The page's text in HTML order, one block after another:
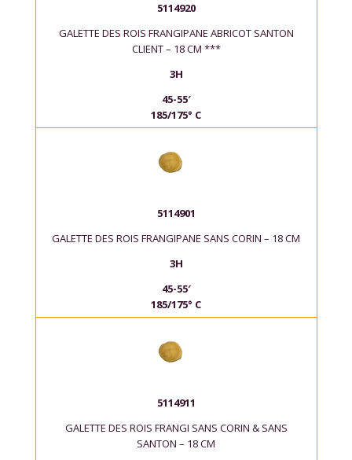
5114920
GALETTE DES ROIS FRANGIPANE ABRICOT SANTON
CLIENT – 18 CM ***
3H
45-55′
185/175° C
5114901
GALETTE DES ROIS FRANGIPANE SANS CORIN – 18 CM
3H
45-55′
185/175° C
5114911
GALETTE DES ROIS FRANGI SANS CORIN & SANS
SANTON – 18 CM